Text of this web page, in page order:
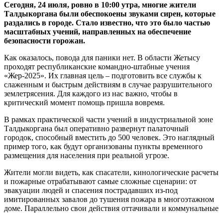
Сегодня, 24 июля, ровно в 10:00 утра, многие жители
Талдыкоргана были обеспокоены звуками сирен, которые
раздались в городе. Стало известно, что это было частью
масштабных учений, направленных на обеспечение
безопасности горожан.
Как оказалось, повода для паники нет. В области Жетысу
проходят республиканские командно-штабные учения
«Жер-2025». Их главная цель – подготовить все службы к
слаженным и быстрым действиям в случае разрушительного
землетрясения. Для каждого из нас важно, чтобы в
критический момент помощь пришла вовремя.
В рамках практической части учений в индустриальной зоне
Талдыкоргана был оперативно развернут палаточный
городок, способный вместить до 500 человек. Это наглядный
пример того, как будут организованы пункты временного
размещения для населения при реальной угрозе.
Жители могли видеть, как спасатели, кинологические расчеты
и пожарные отрабатывают самые сложные сценарии: от
эвакуации людей и спасения пострадавших из-под
имитированных завалов до тушения пожара в многоэтажном
доме. Параллельно свои действия оттачивали и коммунальные